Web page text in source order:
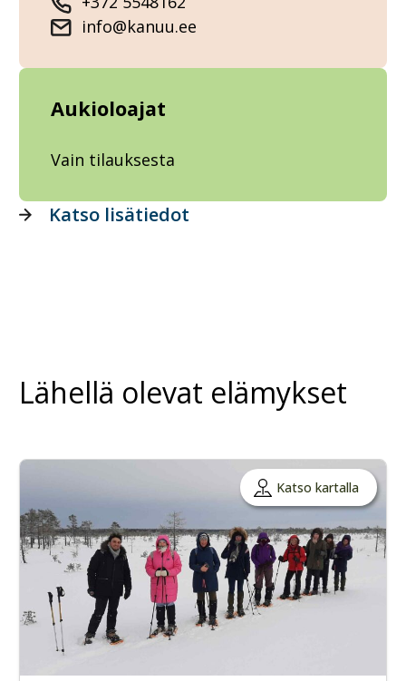
info@kanuu.ee
Aukioloajat
Vain tilauksesta
Katso lisätiedot
Lähellä olevat elämykset
Katso kartalla